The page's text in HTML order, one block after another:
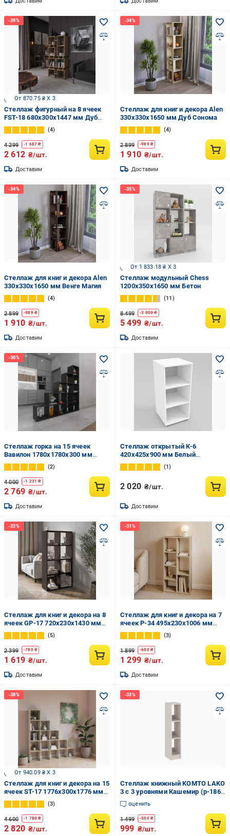
От 870.75 ₴ X 3
Стеллаж фигурный на 8 ячеек
FST-18 680х300х1447 мм Дуб
Аппалачи
4
4 299 -1 687 ₴
2 612 ₴/шт.
Доставим
Стеллаж для книг и декора Alen
330x330x1650 мм Дуб Сонома
4
2 899 -989₴
1 910 ₴/шт.
Доставим
Стеллаж для книг и декора Alen
330x330x1650 мм Венге Магия
4
2 899 -989₴
1 910 ₴/шт.
Доставим
От 1 833.18 ₴ X 3
Стеллаж модульный Chess
1200х350х1650 мм Бетон
11
8 499 -3 000 ₴
5 499 ₴/шт.
Доставим
Стеллаж горка на 15 ячеек
Вавилон 1780х1780х300 мм
Антрацит
2
4 000 -1 231 ₴
2 769 ₴/шт.
Доставим
Стеллаж открытый К-6
420х425х900 мм Белый
(18040025)
1
2 020 ₴/шт.
Доставим
Стеллаж для книг и декора на 8
ячеек GP-17 720х230х1430 мм
Венге Магия
5
2 399 -780₴
1 619 ₴/шт.
Доставим
Стеллаж для книг и декора на 7
ячеек P-34 495x230x1006 мм
Дуб Сонома
3
1 899 -600₴
1 299 ₴/шт.
Доставим
От 940.09 ₴ X 3
Стеллаж для книг и декора на 15
ячеек ST-17 1776х300х1776 мм
Дуб Сонома
3
4 600 -1 780 ₴
2 820 ₴/шт.
Стеллаж книжный KOMTO LAKO
3 с 3 уровнями Кашемир (p-186-
2759)
оценить
1 499 -500₴
999 ₴/шт.